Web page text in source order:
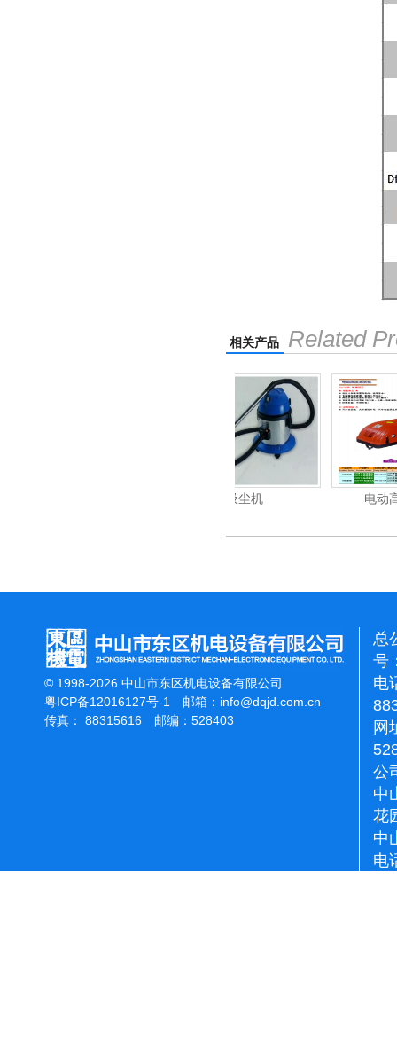
相关产品 Related
© 1998-2026 中山市东区机电设备有限公司
粤ICP备12016127号-1
邮箱： info@dqjd.com.cn
传真： 88315616 邮编：528403
总
号
电
网
公
中
花
中
电